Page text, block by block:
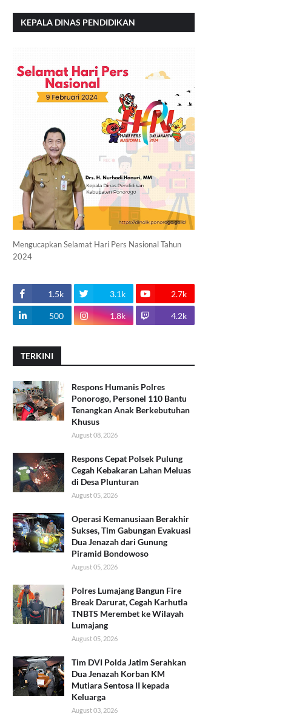
KEPALA DINAS PENDIDIKAN
Mengucapkan Selamat Hari Pers Nasional Tahun
2024
1.5k 3.1k 2.7k
500 1.8k 4.2k
TERKINI
Respons Humanis Polres
Ponorogo, Personel 110 Bantu
Tenangkan Anak Berkebutuhan
Khusus
August 08, 2026
Respons Cepat Polsek Pulung
Cegah Kebakaran Lahan Meluas
di Desa Plunturan
August 05, 2026
Operasi Kemanusiaan Berakhir
Sukses, Tim Gabungan Evakuasi
Dua Jenazah dari Gunung
Piramid Bondowoso
August 05, 2026
Polres Lumajang Bangun Fire
Break Darurat, Cegah Karhutla
TNBTS Merembet ke Wilayah
Lumajang
August 05, 2026
Tim DVI Polda Jatim Serahkan
Dua Jenazah Korban KM
Mutiara Sentosa II kepada
Keluarga
August 03, 2026